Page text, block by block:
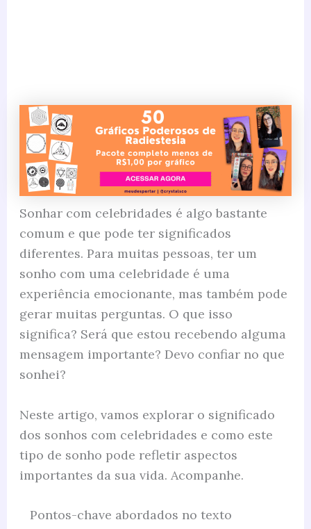
Sonhar com celebridades é algo bastante
comum e que pode ter significados
diferentes. Para muitas pessoas, ter um
sonho com uma celebridade é uma
experiência emocionante, mas também pode
gerar muitas perguntas. O que isso
significa? Será que estou recebendo alguma
mensagem importante? Devo confiar no que
sonhei?
Neste artigo, vamos explorar o significado
dos sonhos com celebridades e como este
tipo de sonho pode refletir aspectos
importantes da sua vida. Acompanhe.
Pontos-chave abordados no texto